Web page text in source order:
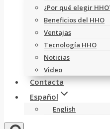
¿Por qué elegir
Beneficios del HHO
Ventajas
Tecnología HHO
Noticias
Video
Contacta
Español
English